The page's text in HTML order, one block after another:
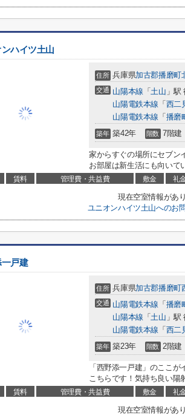
ハイツ土山
住所 兵庫県加古郡播磨町
交通 山陽本線 「土山 」駅
山陽電鉄本線 「 西二
山陽電鉄本線 「 播磨
築年 築42年 階数 7階建
家からすぐの場所にセブン
お部屋は新生活にも向いて
賃料 管理費・共益費 敷金 礼
現在空室情報があ
ユニオンハイツ土山へのお
戸建
住所 兵庫県加古郡播磨町
交通 山陽電鉄本線 「 播磨
山陽本線 「土山 」駅
山陽電鉄本線 「 西二
築年 築23年 階数 2階建
「西野添一戸建」のここ
こちらです！気持ち良い陽
賃料 管理費・共益費 敷金 礼
現在空室情報があ